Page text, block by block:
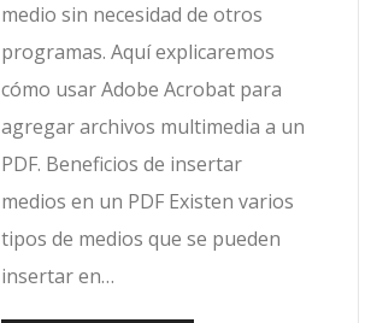
medio sin necesidad de otros
programas. Aquí explicaremos
cómo usar Adobe Acrobat para
agregar archivos multimedia a un
PDF. Beneficios de insertar
medios en un PDF Existen varios
tipos de medios que se pueden
insertar en…